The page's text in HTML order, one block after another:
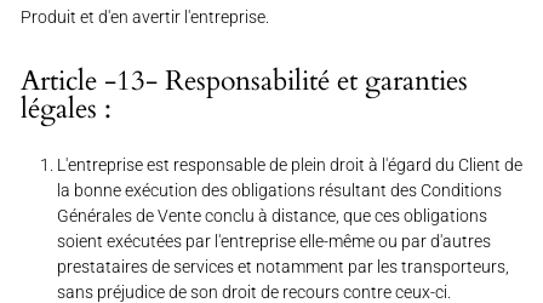
Produit et d'en avertir l'entreprise
Article -13- Responsabilité et garanties
légales :
L'entreprise est responsable de plein droit à l'égard du Client de
la bonne exécution des obligations résultant des Conditions
Générales de Vente conclu à distance, que ces obligations
soient exécutées par l'entreprise elle-même ou par d'autres
prestataires de services et notamment par les transporteurs,
sans préjudice de son droit de recours contre ceux-ci.